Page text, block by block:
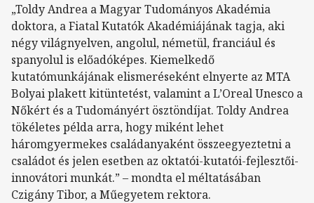
„Toldy Andrea a Magyar Tudományos Akadémia
doktora, a Fiatal Kutatók Akadémiájának tagja, aki
négy világnyelven, angolul, németül, franciául és
spanyolul is előadóképes. Kiemelkedő
kutatómunkájának elismeréseként elnyerte az MTA
Bolyai plakett kitüntetést, valamint a L’Oreal Unesco a
Nőkért és a Tudományért ösztöndíjat. Toldy Andrea
tökéletes példa arra, hogy miként lehet
háromgyermekes családanyaként összeegyeztetni a
családot és jelen esetben az oktatói-kutatói-fejlesztői-
innovátori munkát.” – mondta el méltatásában
Czigány Tibor, a Műegyetem rektora.